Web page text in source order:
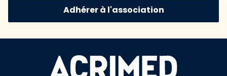
Adhérer à l'association